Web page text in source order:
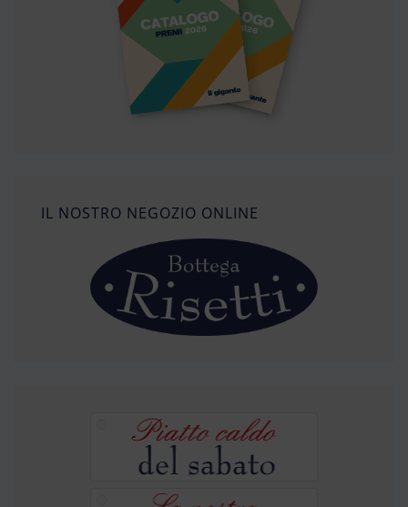
IL NOSTRO NEGOZIO ONLINE